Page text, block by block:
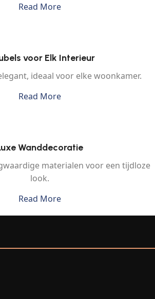
Read More
voor Elk Interieur
ideaal voor elke woonkamer.
Read More
Wanddecoratie
materialen voor een tijdloze
look.
Read More